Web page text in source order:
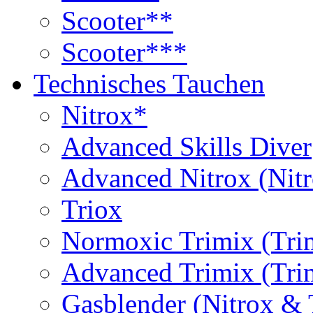
Scooter**
Scooter***
Technisches Tauchen
Nitrox*
Advanced Skills Diver
Advanced Nitrox
Triox
Normoxic Trimix
Advanced Trimix
Gasblender (Nitrox